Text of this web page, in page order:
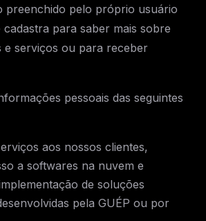
preenchido pelo próprio usuário
para saber mais sobre
e serviços ou para receber
pessoais das seguintes
aos nossos clientes,
a softwares na nuvem e
de soluções
pela GUÉP ou por